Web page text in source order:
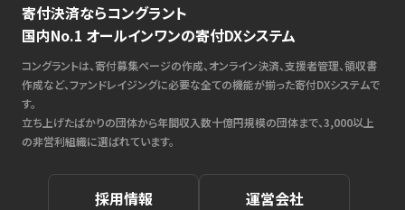
寄付決済ならコングラント
国内No.1 オールインワンの寄付DXシステム
コングラントは、寄付募集ページの作成、オンライン決済、支援者管理、領収書
作成など、ファンドレイジングに必要な全ての機能が揃った寄付DXシステムで
す。
立ち上げたばかりの団体から年間収入数十億円規模の団体まで、3,000以上
の非営利組織に選ばれています。
採用情報 運営会社